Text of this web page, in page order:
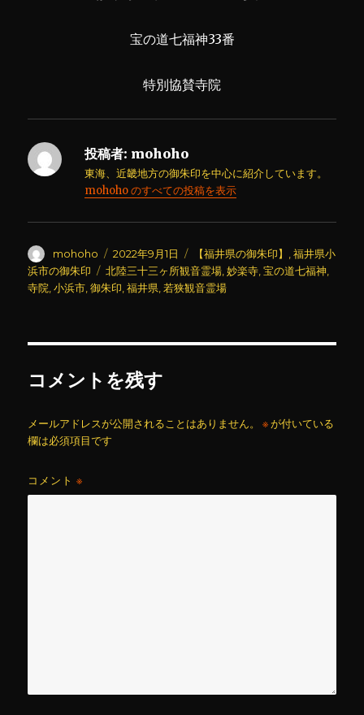
宝の道七福神33番
特別協賛寺院
投稿者: mohoho
東海、近畿地方の御朱印を中心に紹介しています。
mohoho のすべての投稿を表示
投
稿
者
mohoho
投
稿
日:
2022年9月1日
カ
テ
ゴ
【福井県の御朱印】 ,福井県小
浜市の御朱印
タ
グ
北陸三十三ヶ所観音霊場 ,妙楽寺 ,宝の道七福神
寺院 ,小浜市 ,御朱印 ,福井県 ,若狭観音霊場
コメントを残す
メールアドレスが公開されることはありません。 ※が付いている
欄は必須項目です
コメント※